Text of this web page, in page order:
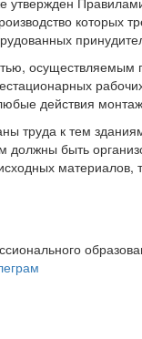
которых
осуществляемым
действия
труда к тем
быть